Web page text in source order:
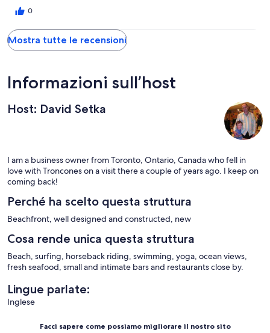
0
Mostra tutte le recensioni
Informazioni sull’host
Host: David Setka
I am a business owner from Toronto, Ontario, Canada who fell in
love with Troncones on a visit there a couple of years ago. I keep on
coming back!
Perché ha scelto questa struttura
Beachfront, well designed and constructed, new
Cosa rende unica questa struttura
Beach, surfing, horseback riding, swimming, yoga, ocean views,
fresh seafood, small and intimate bars and restaurants close by.
Lingue parlate:
Inglese
Facci sapere come possiamo migliorare il nostro sito